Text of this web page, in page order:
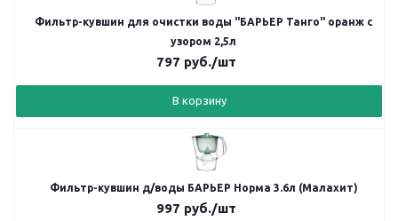
Фильтр-кувшин для очистки воды "БАРЬЕР Танго" оранж с
узором 2,5л
797 руб./шт
В корзину
Фильтр-кувшин д/воды БАРЬЕР Норма 3.6л (Малахит)
997 руб./шт